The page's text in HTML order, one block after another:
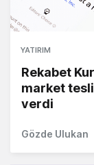
YATIRIM
Rekabet
market
verdi
Gözde Ulukan